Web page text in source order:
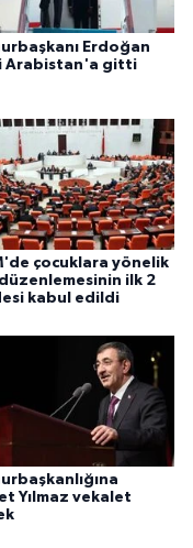
Erdoğan
Arabistan'a gitti
çocuklara yönelik
ilk 2
kabul edildi
Yılmaz vekalet